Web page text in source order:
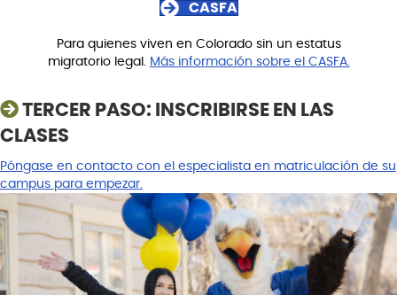
CASFA
Para quienes viven en Colorado sin un estatus
migratorio legal. Más información sobre el CASFA.
TERCER PASO: INSCRIBIRSE EN LAS
CLASES
Póngase en contacto con el especialista en matriculación de su
campus para empezar.